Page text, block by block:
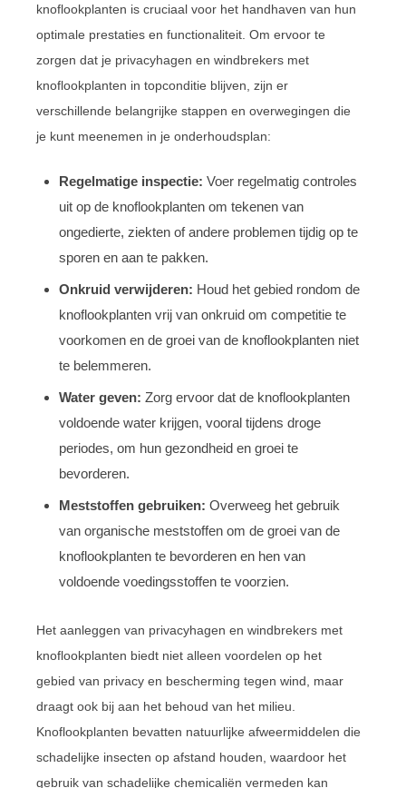
knoflookplanten is cruciaal voor het handhaven van hun
optimale prestaties en functionaliteit. Om ervoor te
zorgen dat je privacyhagen en windbrekers met
knoflookplanten in topconditie blijven, zijn er
verschillende belangrijke stappen en overwegingen die
je kunt meenemen in je onderhoudsplan:
Regelmatige inspectie: Voer regelmatig controles
uit op de knoflookplanten om tekenen van
ongedierte, ziekten of andere problemen tijdig op te
sporen en aan te pakken.
Onkruid verwijderen: Houd het gebied rondom de
knoflookplanten vrij van onkruid om competitie te
voorkomen en de groei van de knoflookplanten niet
te belemmeren.
Water geven: Zorg ervoor dat de knoflookplanten
voldoende water krijgen, vooral tijdens droge
periodes, om hun gezondheid en groei te
bevorderen.
Meststoffen gebruiken: Overweeg het gebruik
van organische meststoffen om de groei van de
knoflookplanten te bevorderen en hen van
voldoende voedingsstoffen te voorzien.
Het aanleggen van privacyhagen en windbrekers met
knoflookplanten biedt niet alleen voordelen op het
gebied van privacy en bescherming tegen wind, maar
draagt ook bij aan het behoud van het milieu.
Knoflookplanten bevatten natuurlijke afweermiddelen die
schadelijke insecten op afstand houden, waardoor het
gebruik van schadelijke chemicaliën vermeden kan